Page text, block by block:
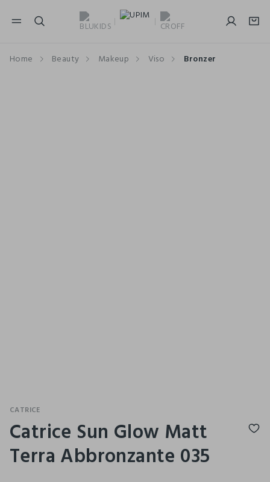
NAVIGATION.ARIA.GOTOMAINCONTENT
Home Beauty Makeup Viso Bronzer
CATRICE
Catrice Sun Glow Matt
Terra Abbronzante 035